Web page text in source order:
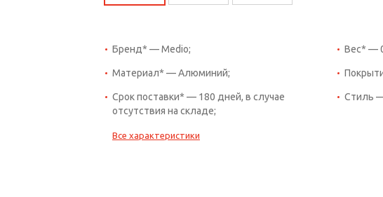
Бренд* — Medio; Вес* —
Материал* — Алюминий;
Срок поставки* — 180 дней, в случае
отсутствия на складе;
Стиль
Все характеристики